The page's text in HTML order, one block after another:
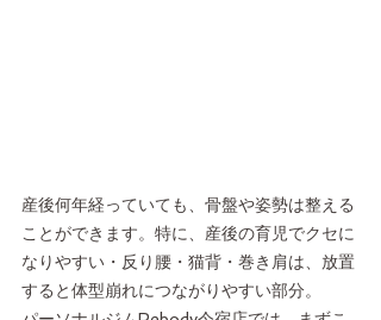
産後何年経っていても、骨盤や姿勢は整える
ことができます。特に、産後の育児でクセに
なりやすい・反り腰・猫背・巻き肩は、放置
すると体型崩れにつながりやすい部分。